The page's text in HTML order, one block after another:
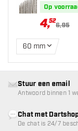
oints
Op
4,52
6,95
60 mm
Stuur een email
Antwoord binnen 1
Chat met
De chat is 24/7